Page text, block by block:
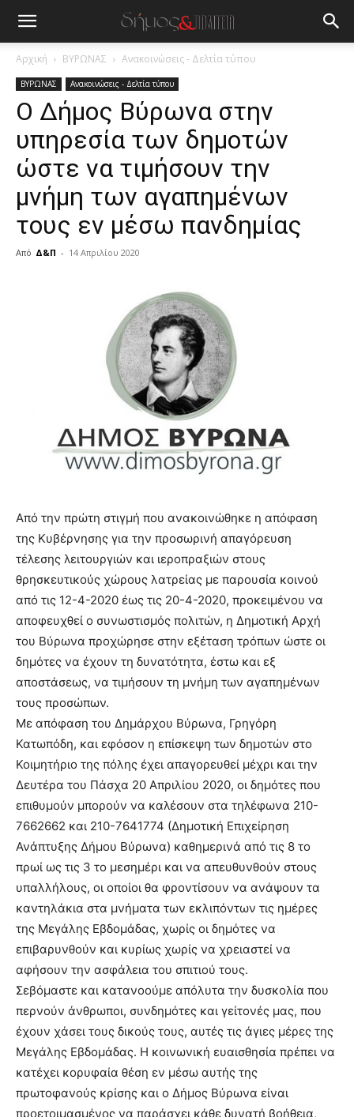
Αρχική ΒΥΡΩΝΑΣ Ανακοινώσεις - Δελτία τύπου
ΒΥΡΩΝΑΣ Ανακοινώσεις - Δελτία τύπου
Ο Δήμος Βύρωνα στην
υπηρεσία των δημοτών
ώστε να τιμήσουν την
μνήμη των αγαπημένων
τους εν μέσω πανδημίας
Από Δ&Π - 14 Απριλίου 2020
pain.
hd
porn
Από την πρώτη στιγμή που ανακοινώθηκε η απόφαση
της Κυβέρνησης για την προσωρινή απαγόρευση
τέλεσης λειτουργιών και ιεροπραξιών στους
θρησκευτικούς χώρους λατρείας με παρουσία κοινού
από τις 12-4-2020 έως τις 20-4-2020, προκειμένου να
αποφευχθεί ο συνωστισμός πολιτών, η Δημοτική Αρχή
του Βύρωνα προχώρησε στην εξέταση τρόπων ώστε οι
δημότες να έχουν τη δυνατότητα, έστω και εξ
αποστάσεως, να τιμήσουν τη μνήμη των αγαπημένων
τους προσώπων.
Με απόφαση του Δημάρχου Βύρωνα, Γρηγόρη
Κατωπόδη, και εφόσον η επίσκεψη των δημοτών στο
Κοιμητήριο της πόλης έχει απαγορευθεί μέχρι και την
Δευτέρα του Πάσχα 20 Απριλίου 2020, οι δημότες που
επιθυμούν μπορούν να καλέσουν στα τηλέφωνα 210-
7662662 και 210-7641774 (Δημοτική Επιχείρηση
Ανάπτυξης Δήμου Βύρωνα) καθημερινά από τις 8 το
πρωί ως τις 3 το μεσημέρι και να απευθυνθούν στους
υπαλλήλους, οι οποίοι θα φροντίσουν να ανάψουν τα
καντηλάκια στα μνήματα των εκλιπόντων τις ημέρες
της Μεγάλης Εβδομάδας, χωρίς οι δημότες να
επιβαρυνθούν και κυρίως χωρίς να χρειαστεί να
αφήσουν την ασφάλεια του σπιτιού τους.
Σεβόμαστε και κατανοούμε απόλυτα την δυσκολία που
περνούν άνθρωποι, συνδημότες και γείτονές μας, που
έχουν χάσει τους δικούς τους, αυτές τις άγιες μέρες της
Μεγάλης Εβδομάδας. Η κοινωνική ευαισθησία πρέπει να
κατέχει κορυφαία θέση εν μέσω αυτής της
πρωτοφανούς κρίσης και ο Δήμος Βύρωνα είναι
προετοιμασμένος να παράσχει κάθε δυνατή βοήθεια,